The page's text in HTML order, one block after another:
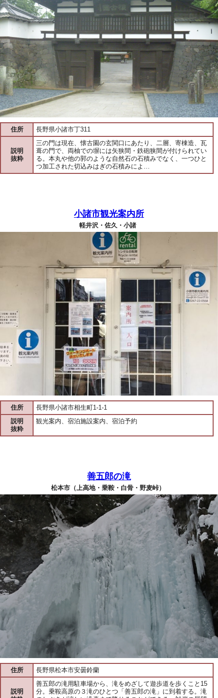
住所 長野県小諸市丁311
説明
抜粋
三の門は現在、懐古園の玄関口にあたり、二層、寄棟造、瓦
葺の門で、両柚での塀には矢狭間・鉄砲狭間が付けられてい
る。本丸や他の郭のような自然石の石積みでなく、一つひと
つ加工された切込みはぎの石積みによ…
小諸市観光案内所
軽井沢・佐久・小諸
住所
長野県小諸市相生町1-1-1
説明
抜粋
観光案内、宿泊施設案内、宿泊予約
善五郎の滝
松本市（上高地・乗鞍・白骨・野麦峠）
住所 長野県松本市安曇鈴蘭
説明
善五郎の滝用駐車場から、滝をめざして遊歩道を歩くこと15
分。乗鞍高原の３滝のひとつ「善五郎の滝」に到着する。滝